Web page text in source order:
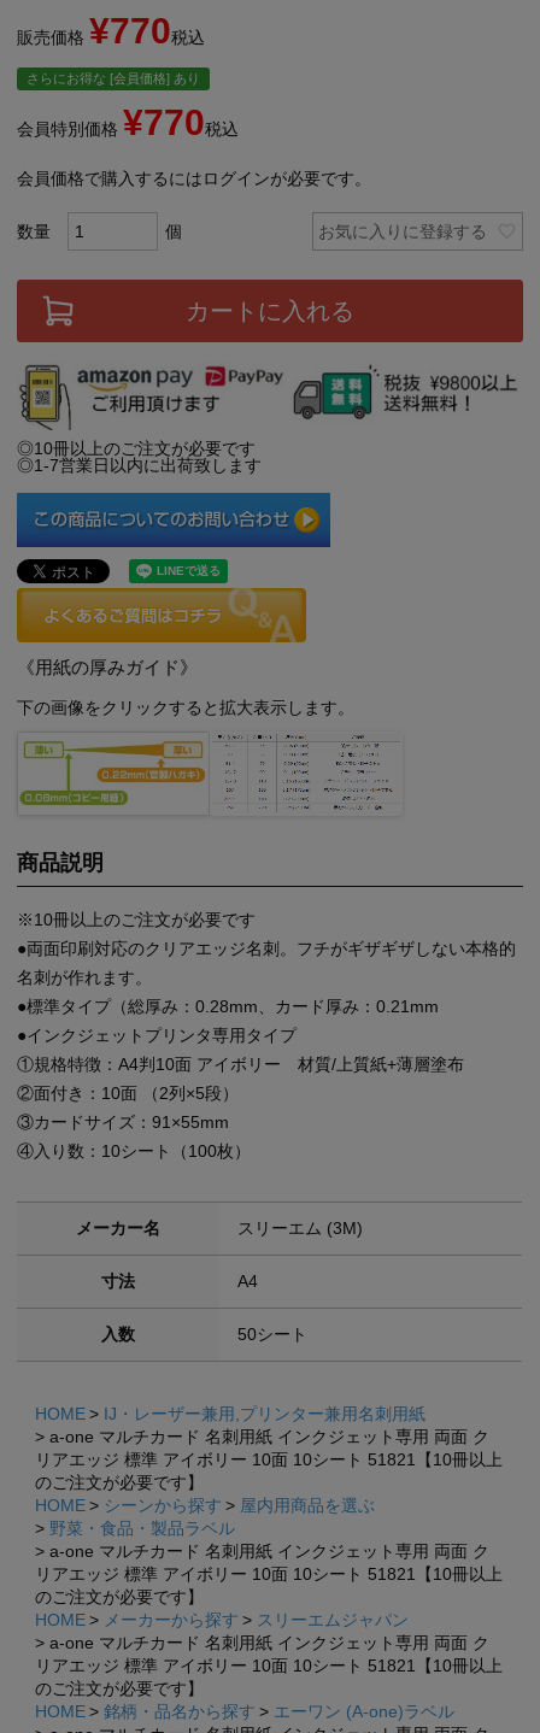
販売価格 ¥770税込
さらにお得な [会員価格] あり
会員特別価格 ¥770税込
会員価格で購入するにはログインが必要です。
お気に入りに登録する
カートに入れる
◎10冊以上のご注文が必要です
◎1-7営業日以内に出荷致します
《用紙の厚みガイド》
下の画像をクリックすると拡大表示します。
商品説明
※10冊以上のご注文が必要です
●両面印刷対応のクリアエッジ名刺。フチがギザギザしない本格的
名刺が作れます。
●標準タイプ（総厚み：0.28mm、カード厚み：0.21mm
●インクジェットプリンタ専用タイプ
①規格特徴：A4判10面 アイボリー 材質/上質紙+薄層塗布
②面付き：10面 （2列×5段）
③カードサイズ：91×55mm
④入り数：10シート（100枚）
メーカー名 スリーエム (3M)
寸法 A4
入数 50シート
HOME
IJ・レーザー兼用,プリンター兼用名刺用紙
a-one マルチカード 名刺用紙 インクジェット専用 両面 ク
リアエッジ 標準 アイボリー 10面 10シート 51821【10冊以上
のご注文が必要です】
HOME
シーンから探す
屋内用商品を選ぶ
野菜・食品・製品ラベル
a-one マルチカード 名刺用紙 インクジェット専用 両面 ク
リアエッジ 標準 アイボリー 10面 10シート 51821【10冊以上
のご注文が必要です】
HOME
メーカーから探す
スリーエムジャパン
a-one マルチカード 名刺用紙 インクジェット専用 両面 ク
リアエッジ 標準 アイボリー 10面 10シート 51821【10冊以上
のご注文が必要です】
HOME
銘柄・品名から探す
エーワン (A-one)ラベル